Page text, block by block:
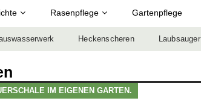
Rasenpflege Gartenpflege
Heckenscheren Laubsauger
IM EIGENEN GARTEN.